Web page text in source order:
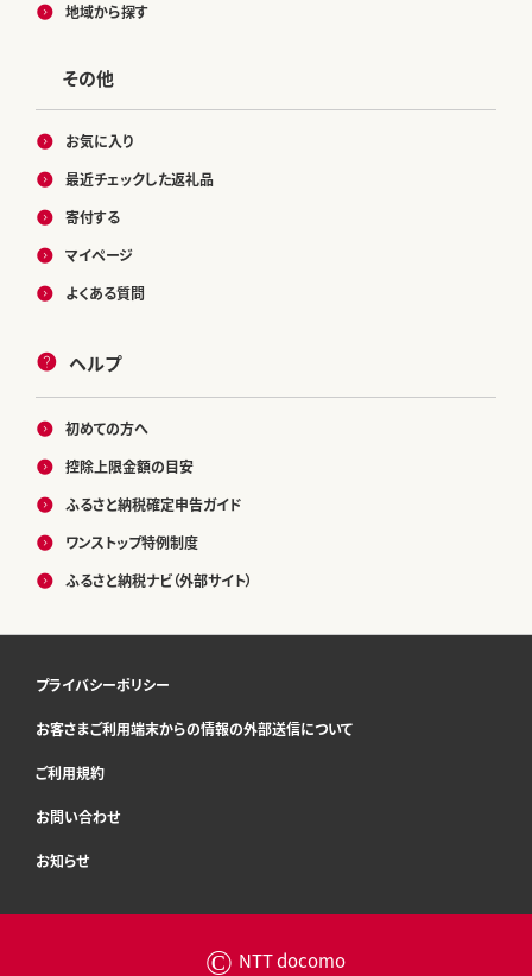
地域から探す
その他
お気に入り
最近チェックした返礼品
寄付する
マイページ
よくある質問
ヘルプ
初めての方へ
控除上限金額の目安
ふるさと納税確定申告ガイド
ワンストップ特例制度
ふるさと納税ナビ（外部サイト）
プライバシーポリシー
お客さまご利用端末からの情報の外部送信について
ご利用規約
お問い合わせ
お知らせ
© NTT docomo